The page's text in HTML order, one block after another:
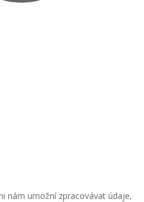
nám umožní zpracovávat údaje,